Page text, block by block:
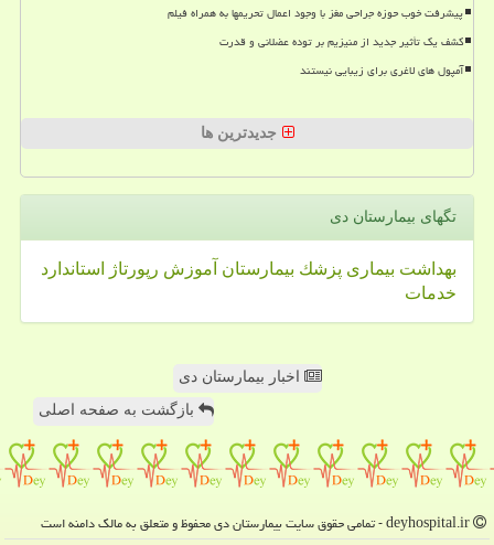
پیشرفت خوب حوزه جراحی مغز با وجود اعمال تحریمها به همراه فیلم
کشف یک تأثیر جدید از منیزیم بر توده عضلانی و قدرت
آمپول های لاغری برای زیبایی نیستند
جدیدترین ها
تگهای بیمارستان دی
بهداشت بیماری پزشك بیمارستان آموزش رپورتاژ
استاندارد
خدمات
اخبار بیمارستان دی
بازگشت به صفحه اصلی